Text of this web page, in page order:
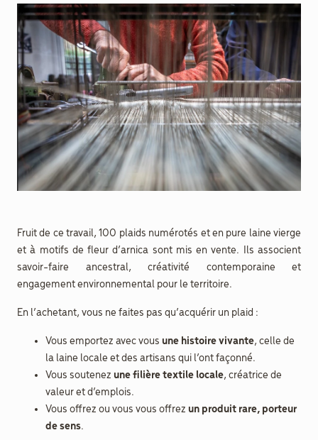
Fruit de ce travail, 100 plaids numérotés et en pure laine vierge
et à motifs de fleur d’arnica sont mis en vente. Ils associent
savoir-faire ancestral, créativité contemporaine et
engagement environnemental pour le territoire.
En l’achetant, vous ne faites pas qu’acquérir un plaid :
Vous emportez avec vous une histoire vivante, celle de
la laine locale et des artisans qui l’ont façonné.
Vous soutenez une filière textile locale, créatrice de
valeur et d’emplois.
Vous offrez ou vous vous offrez un produit rare, porteur
de sens.